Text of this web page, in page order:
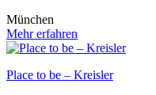
München
Mehr erfahren
Place to be – Kreisler